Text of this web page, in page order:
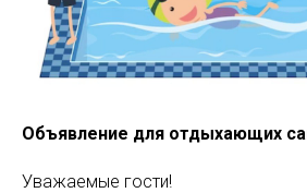
Объявление для отдыхающих
Уважаемые гости!